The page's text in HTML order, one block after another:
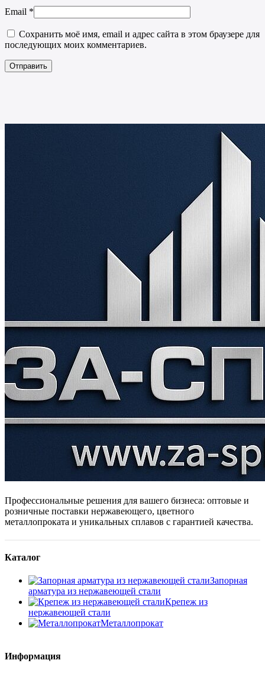
Email *
Сохранить моё имя, email и адрес сайта в этом браузере для
последующих моих комментариев.
Профессиональные решения для вашего бизнеса: оптовые и
розничные поставки нержавеющего, цветного
металлопроката и уникальных сплавов с гарантией качества.
Каталог
Запорная
арматура из нержавеющей стали
Крепеж из
нержавеющей стали
Металлопрокат
Информация